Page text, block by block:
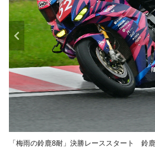
「梅雨の鈴鹿8耐」決勝レーススタート 鈴